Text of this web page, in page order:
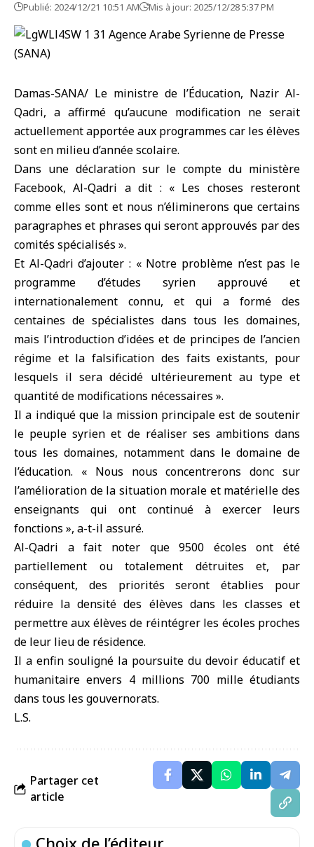
Publié: 2024/12/21 10:51 AM Mis à jour: 2025/12/28 5:37 PM
Damas-SANA/ Le ministre de l’Éducation, Nazir Al-
Qadri, a affirmé qu’aucune modification ne serait
actuellement apportée aux programmes car les élèves
sont en milieu d’année scolaire.
Dans une déclaration sur le compte du ministère
Facebook, Al-Qadri a dit : « Les choses resteront
comme elles sont et nous n’éliminerons que certains
paragraphes et phrases qui seront approuvés par des
comités spécialisés ».
Et Al-Qadri d’ajouter : « Notre problème n’est pas le
programme d’études syrien approuvé et
internationalement connu, et qui a formé des
centaines de spécialistes dans tous les domaines,
mais l’introduction d’idées et de principes de l’ancien
régime et la falsification des faits existants, pour
lesquels il sera décidé ultérieurement au type et
quantité de modifications nécessaires ».
Il a indiqué que la mission principale est de soutenir
le peuple syrien et de réaliser ses ambitions dans
tous les domaines, notamment dans le domaine de
l’éducation. « Nous nous concentrerons donc sur
l’amélioration de la situation morale et matérielle des
enseignants qui ont continué à exercer leurs
fonctions », a-t-il assuré.
Al-Qadri a fait noter que 9500 écoles ont été
partiellement ou totalement détruites et, par
conséquent, des priorités seront établies pour
réduire la densité des élèves dans les classes et
permettre aux élèves de réintégrer les écoles proches
de leur lieu de résidence.
Il a enfin souligné la poursuite du devoir éducatif et
humanitaire envers 4 millions 700 mille étudiants
dans tous les gouvernorats.
L.S.
Partager cet
article
Choix de l’éditeur